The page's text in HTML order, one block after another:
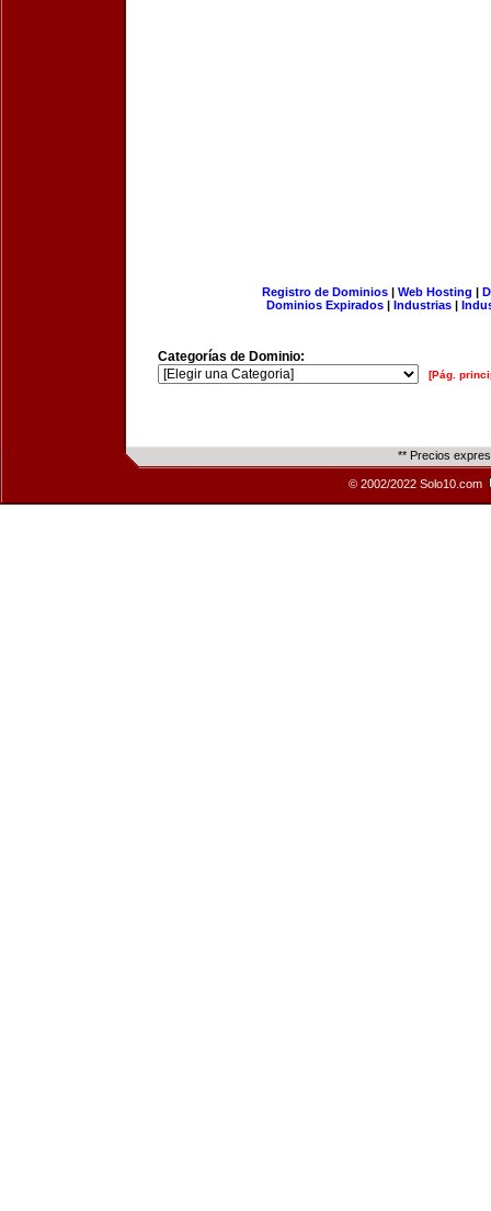
Registro de Dominios| Web Hosting |
Dominios Expirados | Industrias |
Categorías de Dominio:
[Pág.
** Precios
© 2002/2022 Solo10.com